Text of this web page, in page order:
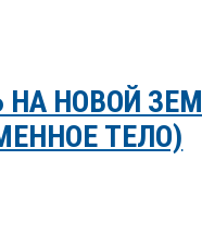
НОВОЙ
ТЕЛО)